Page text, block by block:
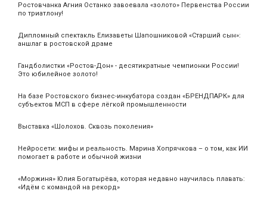
Ростовчанка Агния Останко завоевала «золото» Первенства России
по триатлону!
Дипломный спектакль Елизаветы Шапошниковой «Старший сын»:
аншлаг в ростовской драме
Гандболистки «Ростов-Дон» - десятикратные чемпионки России!
Это юбилейное золото!
На базе Ростовского бизнес-инкубатора создан «БРЕНДПАРК» для
субъектов МСП в сфере лёгкой промышленности
Выставка «Шолохов. Сквозь поколения»
Нейросети: мифы и реальность. Марина Хопрячкова – о том, как ИИ
помогает в работе и обычной жизни
«Моржиня» Юлия Богатырёва, которая недавно научилась плавать:
«Идём с командой на рекорд»